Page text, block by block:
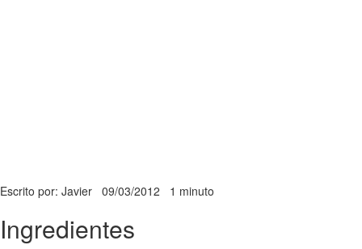
Escrito por: Javier 09/03/2012 1 minuto
Ingredientes